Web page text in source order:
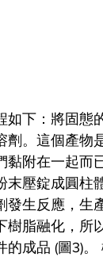
如下：將固態
劑。這個產物
黏附在一起而
末壓錠成圓柱
發生反應，生
樹脂融化，所
的成品 (圖3)